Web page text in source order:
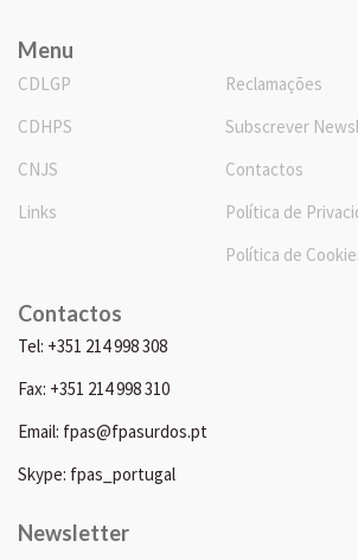
Menu
CDLGP
CDHPS
CNJS
Links
Reclamações
Subscrever
Contactos
Política de
Política de
Contactos
Tel: +351 214 998 308
Fax: +351 214 998 310
Email: fpas@fpasurdos.pt
Skype: fpas_portugal
Newsletter